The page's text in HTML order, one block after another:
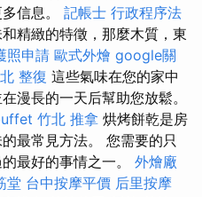
信息。 記帳士 行政程序法
精緻的特徵，那麼木質，東
照申請 歐式外燴 google關
整復 這些氣味在您的家中
漫長的一天后幫助您放鬆。
竹北 推拿 烘烤餅乾是房
最常見方法。 您需要的只
最好的事情之一。 外燴廠
堂 台中按摩平價 后里按摩